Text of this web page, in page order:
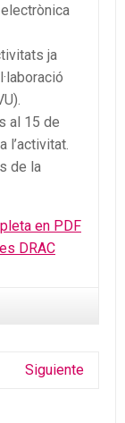
ja
al 15 de
l’activitat.
de la
en PDF
DRAC
Siguiente